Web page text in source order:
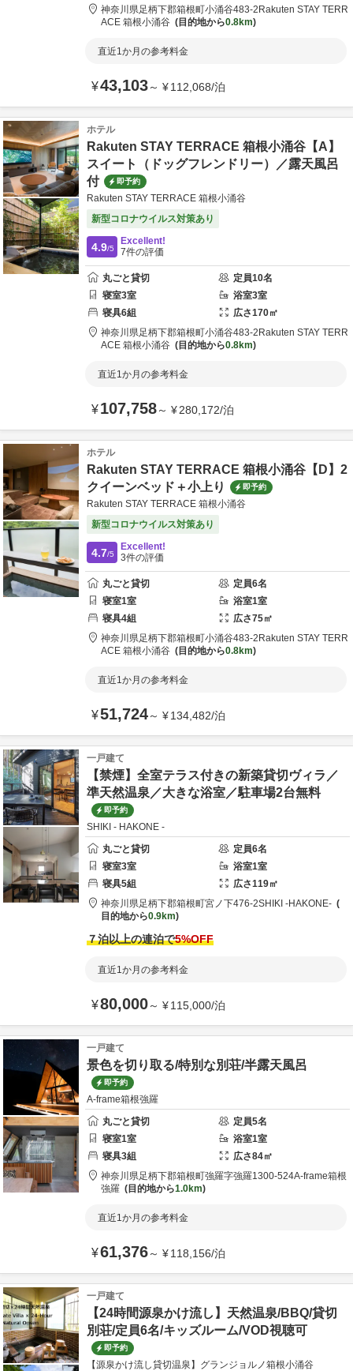
神奈川県足柄下郡箱根町小涌谷483-2 Rakuten STAY TERR
ACE 箱根小涌谷
目的地から0.8km
直近1か月の参考料金
¥43,103～ ¥112,068/泊
ホテル
Rakuten STAY TERRACE 箱根小涌谷【A】
スイート（ドッグフレンドリー）／露天風呂
付
即予約
Rakuten STAY TERRACE 箱根小涌谷
新型コロナウイルス対策あり
4.9/5
Excellent!
7件の評価
丸ごと貸切 定員10名
寝室3室 浴室3室
寝具6組 広さ170㎡
神奈川県足柄下郡箱根町小涌谷483-2 Rakuten STAY TERR
ACE 箱根小涌谷
目的地から0.8km
直近1か月の参考料金
¥107,758～ ¥280,172/泊
ホテル
Rakuten STAY TERRACE 箱根小涌谷【D】2
クイーンベッド＋小上り
即予約
Rakuten STAY TERRACE 箱根小涌谷
新型コロナウイルス対策あり
4.7/5
Excellent!
3件の評価
丸ごと貸切 定員6名
寝室1室 浴室1室
寝具4組 広さ75㎡
神奈川県足柄下郡箱根町小涌谷483-2 Rakuten STAY TERR
ACE 箱根小涌谷
目的地から0.8km
直近1か月の参考料金
¥51,724～ ¥134,482/泊
一戸建て
【禁煙】全室テラス付きの新築貸切ヴィラ／
準天然温泉／大きな浴室／駐車場2台無料
即予約
SHIKI - HAKONE -
丸ごと貸切
定員6名
寝室3室 浴室1室
寝具5組 広さ119㎡
神奈川県足柄下郡箱根町宮ノ下476-2SHIKI -HAKONE-
目的地から0.9km
７泊以上の連泊で5%OFF
直近1か月の参考料金
¥80,000～ ¥115,000/泊
一戸建て
景色を切り取る/特別な別荘/半露天風呂
即予約
A-frame箱根強羅
丸ごと貸切
定員5名
寝室1室 浴室1室
寝具3組 広さ84㎡
神奈川県足柄下郡箱根町強羅字強羅1300-524A-frame箱根
強羅
目的地から1.0km
直近1か月の参考料金
¥61,376～ ¥118,156/泊
一戸建て
【24時間源泉かけ流し】天然温泉/BBQ/貸切
別荘/定員6名/キッズルーム/VOD視聴可
即予約
【源泉かけ流し貸切温泉】グランジョルノ箱根小涌谷